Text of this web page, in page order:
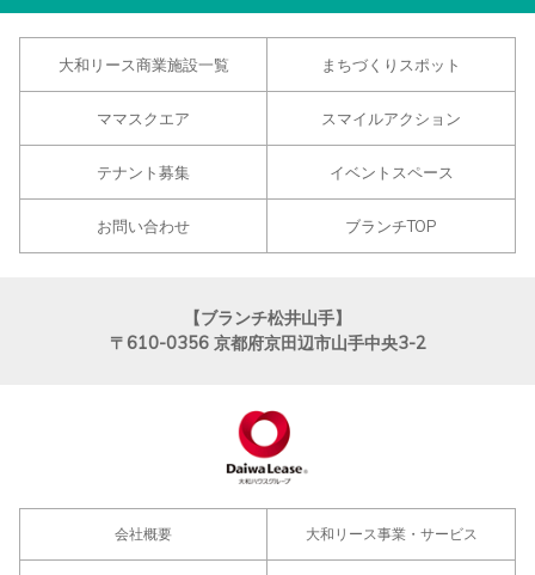
大和リース商業施設一覧 まちづくりスポット
ママスクエア スマイルアクション
テナント募集 イベントスペース
お問い合わせ ブランチTOP
【ブランチ松井山手】
〒610-0356 京都府京田辺市山手中央3-2
会社概要 大和リース事業・サービス